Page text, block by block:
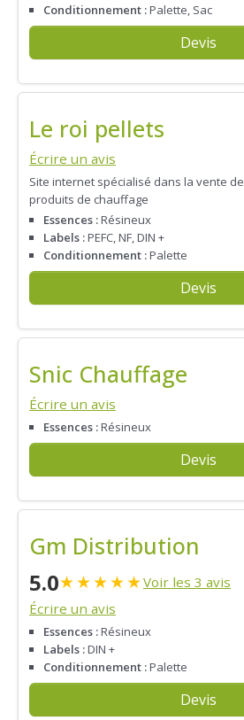
Conditionnement :Palette, Sac
Devis
Le roi pellets
Écrire un avis
Site internet spécialisé dans la vente de
produits de chauffage
Essences :Résineux
Labels :PEFC, NF, DIN +
Conditionnement :Palette
Devis
Snic Chauffage
Écrire un avis
Essences :Résineux
Devis
Gm Distribution
5.0★★★★★Voir les 3 avis
Écrire un avis
Essences :Résineux
Labels :DIN +
Conditionnement :Palette
Devis